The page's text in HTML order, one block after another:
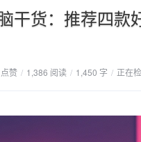
干货：推荐四款
赞 / 1,386 阅读 / 1,450 字 / 正在